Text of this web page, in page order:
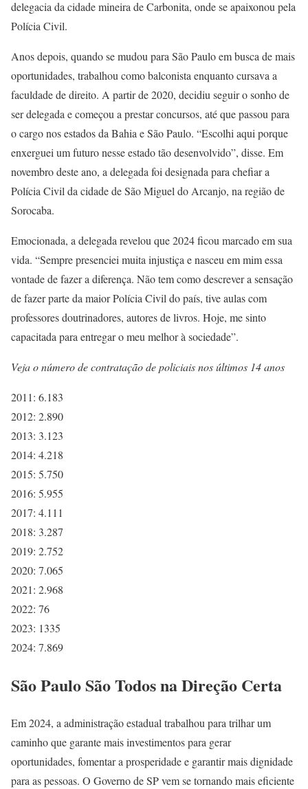
delegacia da cidade mineira de Carbonita, onde se apaixonou pela
Polícia Civil.
Anos depois, quando se mudou para São Paulo em busca de mais
oportunidades, trabalhou como balconista enquanto cursava a
faculdade de direito. A partir de 2020, decidiu seguir o sonho de
ser delegada e começou a prestar concursos, até que passou para
o cargo nos estados da Bahia e São Paulo. “Escolhi aqui porque
enxerguei um futuro nesse estado tão desenvolvido”, disse. Em
novembro deste ano, a delegada foi designada para chefiar a
Polícia Civil da cidade de São Miguel do Arcanjo, na região de
Sorocaba.
Emocionada, a delegada revelou que 2024 ficou marcado em sua
vida. “Sempre presenciei muita injustiça e nasceu em mim essa
vontade de fazer a diferença. Não tem como descrever a sensação
de fazer parte da maior Polícia Civil do país, tive aulas com
professores doutrinadores, autores de livros. Hoje, me sinto
capacitada para entregar o meu melhor à sociedade”.
Veja o número de contratação de policiais nos últimos 14 anos
2011: 6.183
2012: 2.890
2013: 3.123
2014: 4.218
2015: 5.750
2016: 5.955
2017: 4.111
2018: 3.287
2019: 2.752
2020: 7.065
2021: 2.968
2022: 76
2023: 1335
2024: 7.869
São Paulo São Todos na Direção Certa
Em 2024, a administração estadual trabalhou para trilhar um
caminho que garante mais investimentos para gerar
oportunidades, fomentar a prosperidade e garantir mais dignidade
para as pessoas. O Governo de SP vem se tornando mais eficiente